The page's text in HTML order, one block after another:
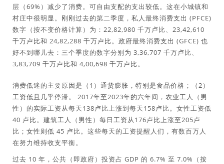
层（69%）减少了消费。可自由支配的支出较低。这在小城镇和
村庄中很明显。刚刚过去的第二季度，私人最终消费支出 (PFCE)
数字（按不变价格计算）为：22,82,980 千万卢比、23,42,610
千万卢比和 24,82,288 千万卢比。政府最终消费支出 (GFCE) 也
好不到哪儿去：三个季度的数字分别为 3,36,707 千万卢比、
3,83,709 千万卢比和 4,00,698 千万卢比。
消费低迷的主要原因是（1）通货膨胀，特别是食品价格；（2）
工资低且几乎停滞。 2017年至2023年的六年间，农业工人（男
性）的实际工资从每天138卢比上涨到每天158卢比。女性工资低
40 卢比。建筑工人（男性）每日工资从176卢比上涨至205卢
比；女性则低 45 卢比。这些每天的工资提醒人们，有数百万人
在努力维持收支平衡。
过去 10 年，公共（即政府）投资占 GDP 的 6.7% 至 7.0%（按